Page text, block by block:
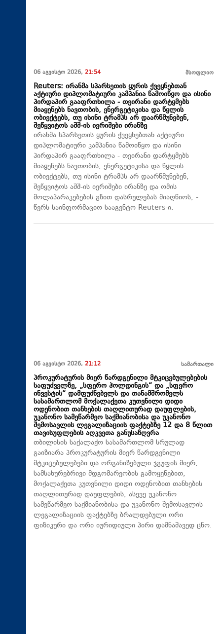
06 აგვისტო 2026, 21:54 მსოფლიო
Reuters: ირანმა სპარსეთის ყურის ქვეყნებთან
აქტიური დიპლომატიური კამპანია წამოიწყო და ისინი
პირდაპირ გააფრთხილა - თეირანი დარტყმებს
მიაყენებს ნავთობის, ენერგეტიკისა და წყლის
ობიექტებს, თუ ისინი ტრამპს არ დაარწმუნებენ,
შეწყვიტოს აშშ-ის იერიშები ირანზე
ირანმა სპარსეთის ყურის ქვეყნებთან აქტიური
დიპლომატიური კამპანია წამოიწყო და ისინი
პირდაპირ გააფრთხილა - თეირანი დარტყმებს
მიაყენებს ნავთობის, ენერგეტიკისა და წყლის
ობიექტებს, თუ ისინი ტრამპს არ დაარწმუნებენ,
შეწყვიტოს აშშ-ის იერიშები ირანზე და ომის
მოლაპარაკებების გზით დასრულებას მიაღწიოს, -
წერს საინფორმაციო სააგენტო Reuters-ი.
06 აგვისტო 2026, 21:12 სამართალი
პროკურატურის მიერ წარდგენილი მტკიცებულებების
საფუძველზე, „სფერო ჰოლდინგის“ და „სფერო
ინვესტის“ დამფუძნებელს და თანამშრომელს
სასამართლომ მოქალაქეთა კუთვნილი დიდი
ოდენობით თანხების თაღლითურად დაუფლების,
უკანონო სამეწარმეო საქმიანობისა და უკანონო
შემოსავლის ლეგალიზაციის ფაქტებზე 12 და 8 წლით
თავისუფლების აღკვეთა განუსაზღვრა
თბილისის საქალაქო სასამართლომ სრულად
გაიზიარა პროკურატურის მიერ წარდგენილი
მტკიცებულებები და ორგანიზებული ჯგუფის მიერ,
სამსახურებრივი მდგომარეობის გამოყენებით,
მოქალაქეთა კუთვნილი დიდი ოდენობით თანხების
თაღლითურად დაუფლების, ასევე უკანონო
სამეწარმეო საქმიანობისა და უკანონო შემოსავლის
ლეგალიზაციის ფაქტებზე ბრალდებული ორი
ფიზიკური და ორი იურიდიული პირი დამნაშავედ ცნო.